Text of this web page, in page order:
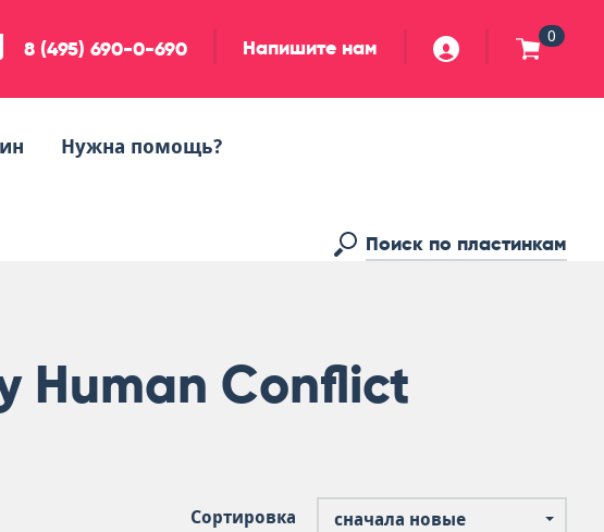
8 (495) 690-0-690 Напишите нам 0
Нужна помощь?
Human Conflict
Сортировка сначала новые